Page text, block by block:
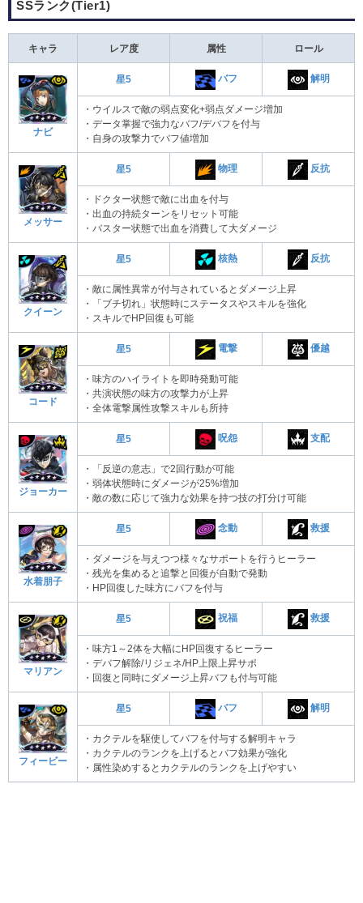
SSランク(Tier1)
キャラ レア度 属性 ロール
ナビ
星5 バフ 解明
・ウイルスで敵の弱点変化+弱点ダメージ増加
・データ掌握で強力なバフ/デバフを付与
・自身の攻撃力でバフ値増加
メッサー
星5 物理 反抗
・ドクター状態で敵に出血を付与
・出血の持続ターンをリセット可能
・バスター状態で出血を消費して大ダメージ
クイーン
星5 核熱 反抗
・敵に属性異常が付与されているとダメージ上昇
・「ブチ切れ」状態時にステータスやスキルを強化
・スキルでHP回復も可能
コード
星5 電撃 優越
・味方のハイライトを即時発動可能
・共演状態の味方の攻撃力が上昇
・全体電撃属性攻撃スキルも所持
ジョーカー
星5 呪怨 支配
・「反逆の意志」で2回行動が可能
・弱体状態時にダメージが25%増加
・敵の数に応じて強力な効果を持つ技の打分け可能
水着朋子
星5 念動 救援
・ダメージを与えつつ様々なサポートを行うヒーラー
・残光を集めると追撃と回復が自動で発動
・HP回復した味方にバフを付与
マリアン
星5 祝福 救援
・味方1～2体を大幅にHP回復するヒーラー
・デバフ解除/リジェネ/HP上限上昇サポ
・回復と同時にダメージ上昇バフも付与可能
フィービー
星5 バフ 解明
・カクテルを駆使してバフを付与する解明キャラ
・カクテルのランクを上げるとバフ効果が強化
・属性染めするとカクテルのランクを上げやすい